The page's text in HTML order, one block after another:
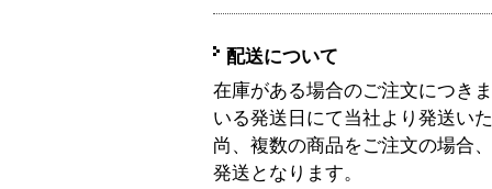
配送について
在庫がある場合のご注文につき
いる発送日にて当社より発送い
尚、複数の商品をご注文の場合
発送となります。